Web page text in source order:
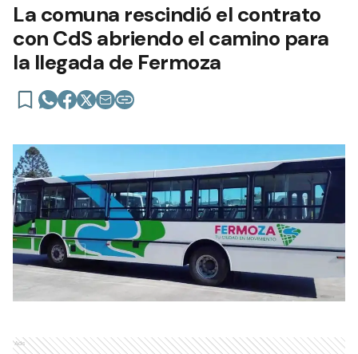
La comuna rescindió el contrato
con CdS abriendo el camino para
la llegada de Fermoza
Ads